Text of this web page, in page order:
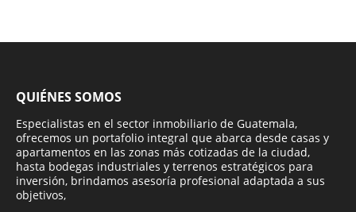
QUIÉNES SOMOS
Especialistas en el sector inmobiliario de Guatemala,
ofrecemos un portafolio integral que abarca desde casas y
apartamentos en las zonas más cotizadas de la ciudad,
hasta bodegas industriales y terrenos estratégicos para
inversión, brindamos asesoría profesional adaptada a sus
objetivos,